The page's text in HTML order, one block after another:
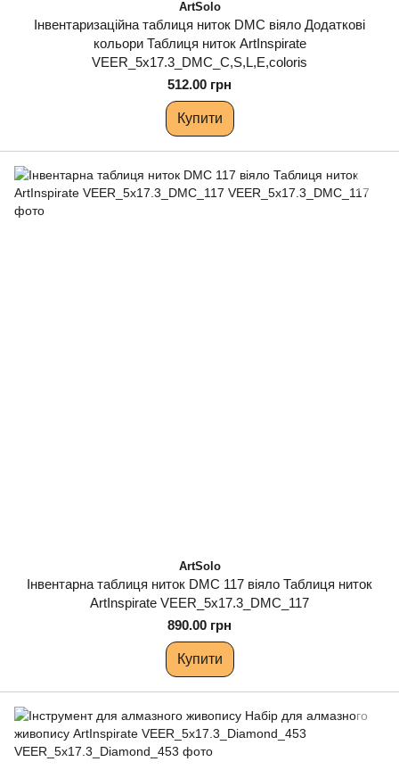
ArtSolo
Інвентаризаційна таблиця ниток DMC віяло Додаткові
кольори Таблиця ниток ArtInspirate
VEER_5x17.3_DMC_C,S,L,E,coloris
512.00 грн
Купити
ArtSolo
Інвентарна таблиця ниток DMC 117 віяло Таблиця ниток
ArtInspirate VEER_5x17.3_DMC_117
890.00 грн
Купити